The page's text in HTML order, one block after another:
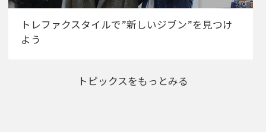
トレファクスタイルで”新しいジブン”を見つけ
よう
トピックスをもっとみる